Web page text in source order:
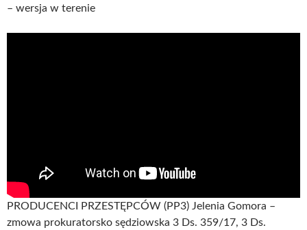
– wersja w terenie
PRODUCENCI PRZESTĘPCÓW (PP3) Jelenia Gomora –
zmowa prokuratorsko sędziowska 3 Ds. 359/17, 3 Ds.